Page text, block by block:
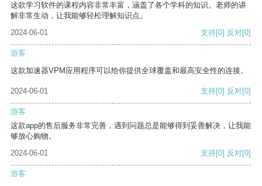
这款学习软件的课程内容非常丰富，涵盖了各个学科的知识。老师的讲
解非常生动，让我能够轻松理解知识点。
2024-06-01
支持[0] 反对[0]
游客
这款加速器VPM应用程序可以给你提供全球覆盖和最高安全性的连接。
2024-06-01 支持[0] 反对[0]
游客
这款app的售后服务非常完善，遇到问题总是能够得到妥善解决，让我能
够放心购物。
2024-06-01
支持[0] 反对[0]
游客